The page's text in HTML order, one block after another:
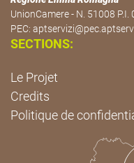
UnionCamere - N. 51008 P.I.
PEC:
SECTIONS:
Le Projet
Credits
Politique de